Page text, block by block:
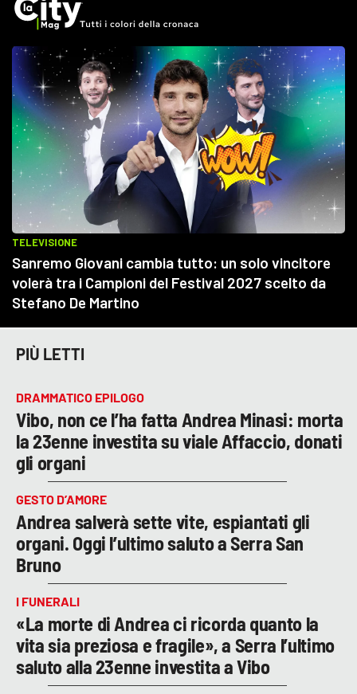
PIÙ LETTI
DRAMMATICO EPILOGO
Vibo, non ce l’ha fatta Andrea Minasi: morta
la 23enne investita su viale Affaccio, donati
gli organi
GESTO D’AMORE
Andrea salverà sette vite, espiantati gli
organi. Oggi l’ultimo saluto a Serra San
Bruno
I FUNERALI
«La morte di Andrea ci ricorda quanto la
vita sia preziosa e fragile», a Serra l’ultimo
saluto alla 23enne investita a Vibo